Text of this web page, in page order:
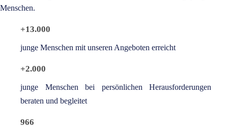
Menschen.
+13.000
junge Menschen mit unseren Angeboten erreicht
+2.000
junge Menschen bei persönlichen Herausforderungen
beraten und begleitet
966